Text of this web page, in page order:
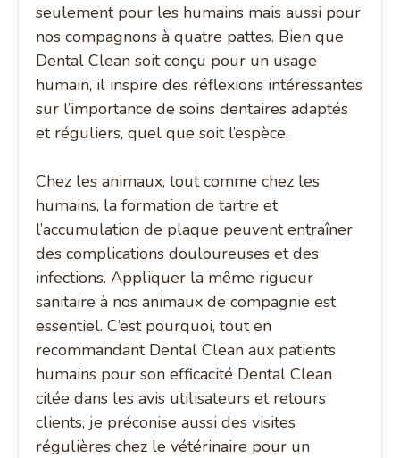
seulement pour les humains mais aussi pour
nos compagnons à quatre pattes. Bien que
Dental Clean soit conçu pour un usage
humain, il inspire des réflexions intéressantes
sur l’importance de soins dentaires adaptés
et réguliers, quel que soit l’espèce.
Chez les animaux, tout comme chez les
humains, la formation de tartre et
l’accumulation de plaque peuvent entraîner
des complications douloureuses et des
infections. Appliquer la même rigueur
sanitaire à nos animaux de compagnie est
essentiel. C’est pourquoi, tout en
recommandant Dental Clean aux patients
humains pour son efficacité Dental Clean
citée dans les avis utilisateurs et retours
clients, je préconise aussi des visites
régulières chez le vétérinaire pour un